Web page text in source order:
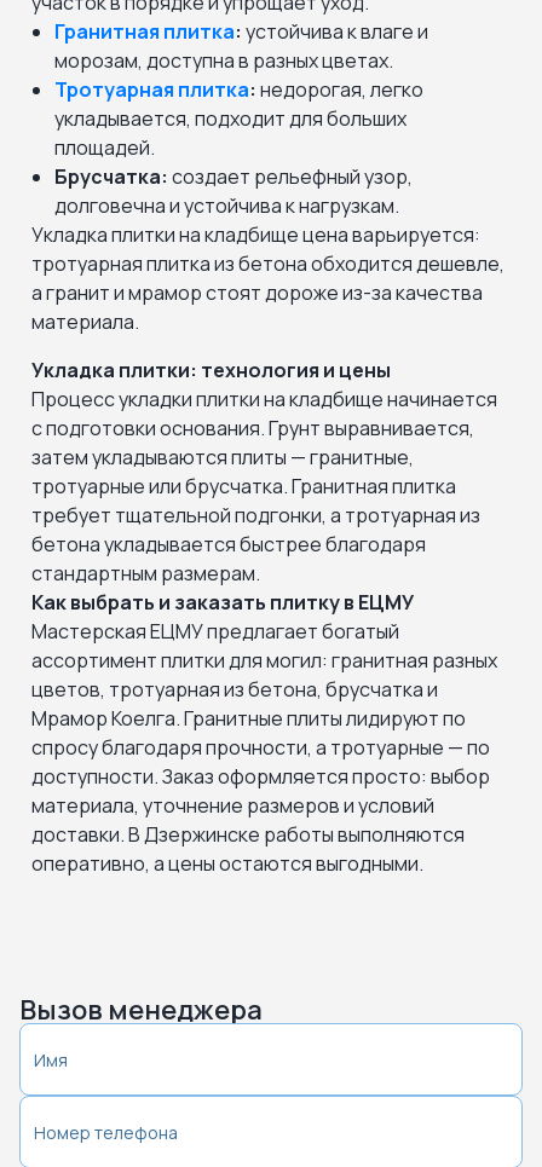
Гранитная плитка: устойчива к влаге и
морозам, доступна в разных цветах.
Тротуарная плитка: недорогая, легко
укладывается, подходит для больших
площадей.
Брусчатка: создает рельефный узор,
долговечна и устойчива к нагрузкам.
Укладка плитки на кладбище цена варьируется:
тротуарная плитка из бетона обходится дешевле,
а гранит и мрамор стоят дороже из-за качества
материала.
Укладка плитки: технология и цены
Процесс укладки плитки на кладбище начинается
с подготовки основания. Грунт выравнивается,
затем укладываются плиты — гранитные,
тротуарные или брусчатка. Гранитная плитка
требует тщательной подгонки, а тротуарная из
бетона укладывается быстрее благодаря
стандартным размерам.
Как выбрать и заказать плитку в ЕЦМУ
Мастерская ЕЦМУ предлагает богатый
ассортимент плитки для могил: гранитная разных
цветов, тротуарная из бетона, брусчатка и
Мрамор Коелга. Гранитные плиты лидируют по
спросу благодаря прочности, а тротуарные — по
доступности. Заказ оформляется просто: выбор
материала, уточнение размеров и условий
доставки. В Дзержинске работы выполняются
оперативно, а цены остаются выгодными.
Вызов менеджера